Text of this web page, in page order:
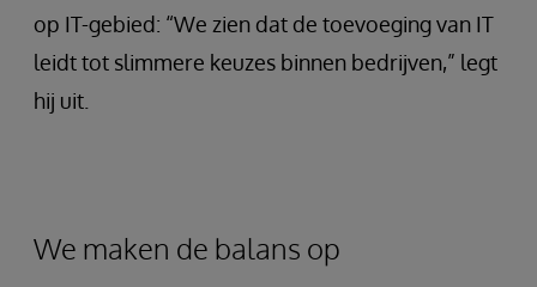
op IT-gebied: “We zien dat de toevoeging van IT
leidt tot slimmere keuzes binnen bedrijven,” legt
hij uit.
We maken de balans op